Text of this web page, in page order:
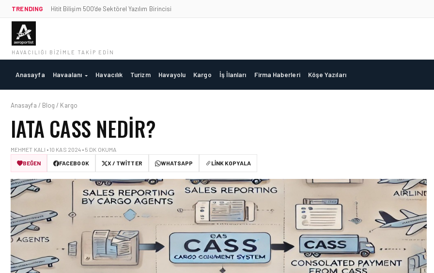
TRENDING Hitit Bilişim 500’de Sektörel Yazılım Birincisi
HAVACILIĞI BIZIMLE TAKIP EDIN
Anasayfa Havaalanı Havacılık Turizm Havayolu Kargo İş İlanları Firma Haberleri Köşe Yazıları
Anasayfa / Blog / Kargo
IATA CASS NEDIR?
MEHMET KALI • 10 KAS 2024 • 5 DK OKUMA
BEĞEN
FACEBOOK X / TWITTER WHATSAPP LINK KOPYALA